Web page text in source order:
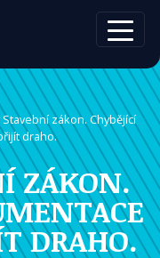
zákon. Chybějící
draho.
ZÁKON.
DRAHO.